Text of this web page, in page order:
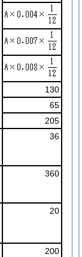
130
65
205
36
360
20
200